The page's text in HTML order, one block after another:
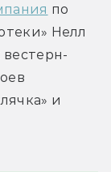
по
Нелл
и